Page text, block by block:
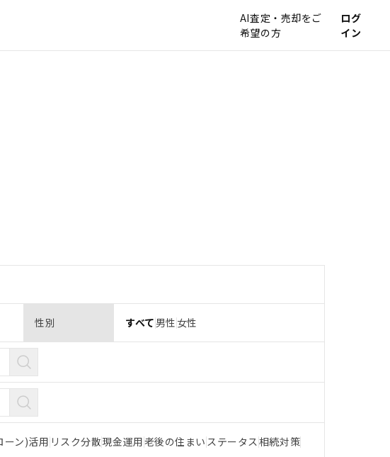
AI査定・売却をご
希望の方
ログ
イン
性別 すべて 男性 女性
ーン)活用 リスク分散現金運用老後の住まい ステータス相続対策